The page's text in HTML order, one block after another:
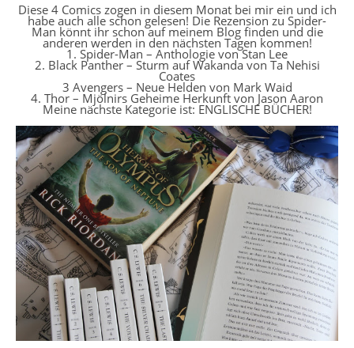
Diese 4 Comics zogen in diesem Monat bei mir ein und ich
habe auch alle schon gelesen! Die Rezension zu Spider-
Man könnt ihr schon auf meinem Blog finden und die
anderen werden in den nächsten Tagen kommen!
1. Spider-Man – Anthologie von Stan Lee
2. Black Panther – Sturm auf Wakanda von Ta Nehisi
Coates
3 Avengers – Neue Helden von Mark Waid
4. Thor – Mjölnirs Geheime Herkunft von Jason Aaron
Meine nächste Kategorie ist: ENGLISCHE BÜCHER!